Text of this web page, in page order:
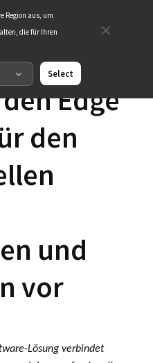
Region aus, um
die für Ihren
Select
Edge
den
und
vor
Lösung verbindet